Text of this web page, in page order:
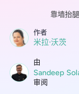
靠墙抬
作者
米拉·沃茨
由
Sandeep
审阅